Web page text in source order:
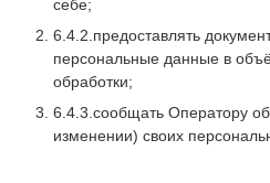
себе;
6.4.2.предоставлять
персональные данные в
обработки;
6.4.3.сообщать Оператору
изменении) своих